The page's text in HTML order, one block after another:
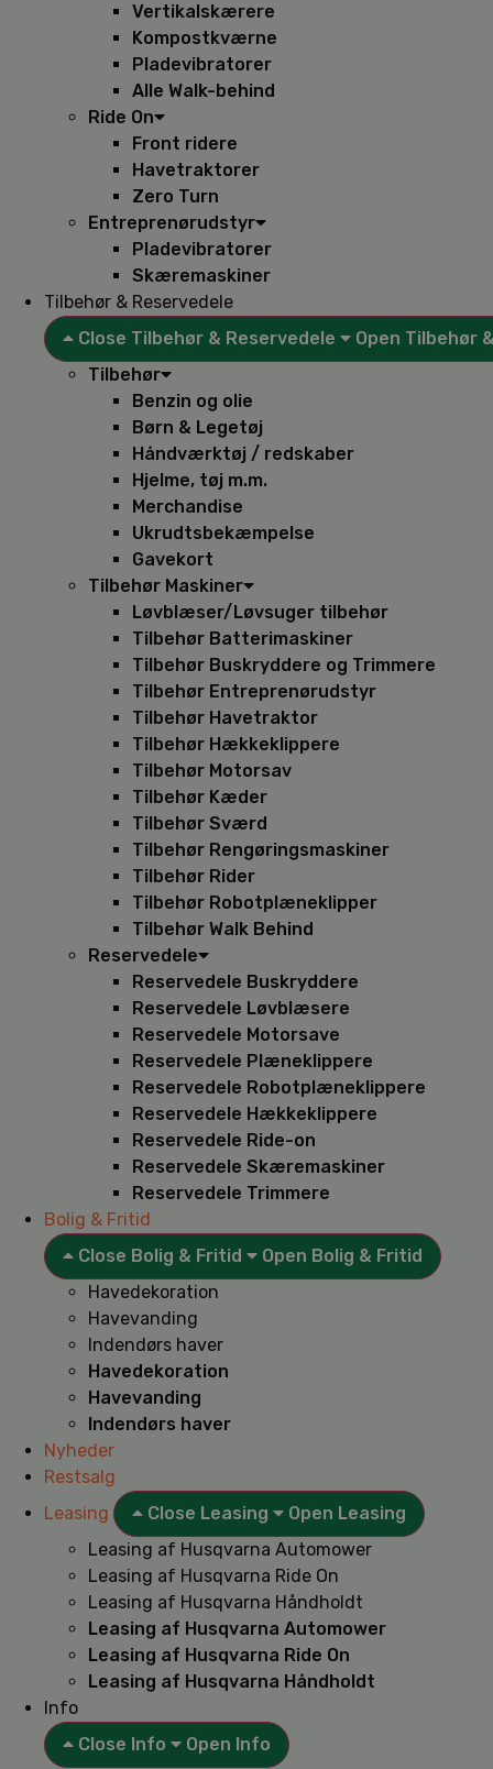
Vertikalskærere
Kompostkværne
Pladevibratorer
Alle Walk-behind
Ride On
Front ridere
Havetraktorer
Zero Turn
Entreprenørudstyr
Pladevibratorer
Skæremaskiner
Tilbehør & Reservedele
Close Tilbehør & Reservedele
Open Tilbehør
Tilbehør
Benzin og olie
Børn & Legetøj
Håndværktøj / redskaber
Hjelme, tøj m.m.
Merchandise
Ukrudtsbekæmpelse
Gavekort
Tilbehør Maskiner
Løvblæser/Løvsuger tilbehør
Tilbehør Batterimaskiner
Tilbehør Buskryddere og Trimmere
Tilbehør Entreprenørudstyr
Tilbehør Havetraktor
Tilbehør Hækkeklippere
Tilbehør Motorsav
Tilbehør Kæder
Tilbehør Sværd
Tilbehør Rengøringsmaskiner
Tilbehør Rider
Tilbehør Robotplæneklipper
Tilbehør Walk Behind
Reservedele
Reservedele Buskryddere
Reservedele Løvblæsere
Reservedele Motorsave
Reservedele Plæneklippere
Reservedele Robotplæneklippere
Reservedele Hækkeklippere
Reservedele Ride-on
Reservedele Skæremaskiner
Reservedele Trimmere
Bolig & Fritid
Close Bolig & Fritid
Open Bolig & Fritid
Havedekoration
Havevanding
Indendørs haver
Havedekoration
Havevanding
Indendørs haver
Nyheder
Restsalg
Leasing
Close Leasing
Open Leasing
Leasing af Husqvarna Automower
Leasing af Husqvarna Ride On
Leasing af Husqvarna Håndholdt
Leasing af Husqvarna Automower
Leasing af Husqvarna Ride On
Leasing af Husqvarna Håndholdt
Info
Close Info
Open Info